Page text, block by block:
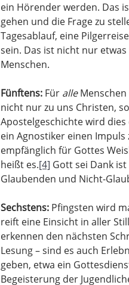
ein Hörender werden. Das
gehen und die Frage zu
Tagesablauf, eine
sein. Das ist nicht nur
Menschen.
Fünftens: Für alleMenschen
nicht nur zu uns Christen,
Apostelgeschichte wird
ein Agnostiker einen
empfänglich für Gottes
heißt es.[4] Gott sei Dank
Glaubenden und Nicht-
Sechstens: Pfingsten wird
reift eine Einsicht in aller
erkennen den nächsten
Lesung – sind es auch
geben, etwa ein
Begeisterung der